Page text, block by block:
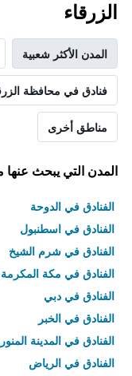
الزرقاء
المدن الأكثر شعبية
فنادق في محافظة
مناطق أخرى
المدن التي يبحث عنها
الفنادق في الدوحة
الفنادق في اسطنبول
الفنادق في شرم الشيخ
الفنادق في مكة المكرمة
الفنادق في دبي
الفنادق في الخبر
الفنادق في المدينة
الفنادق في الرياض